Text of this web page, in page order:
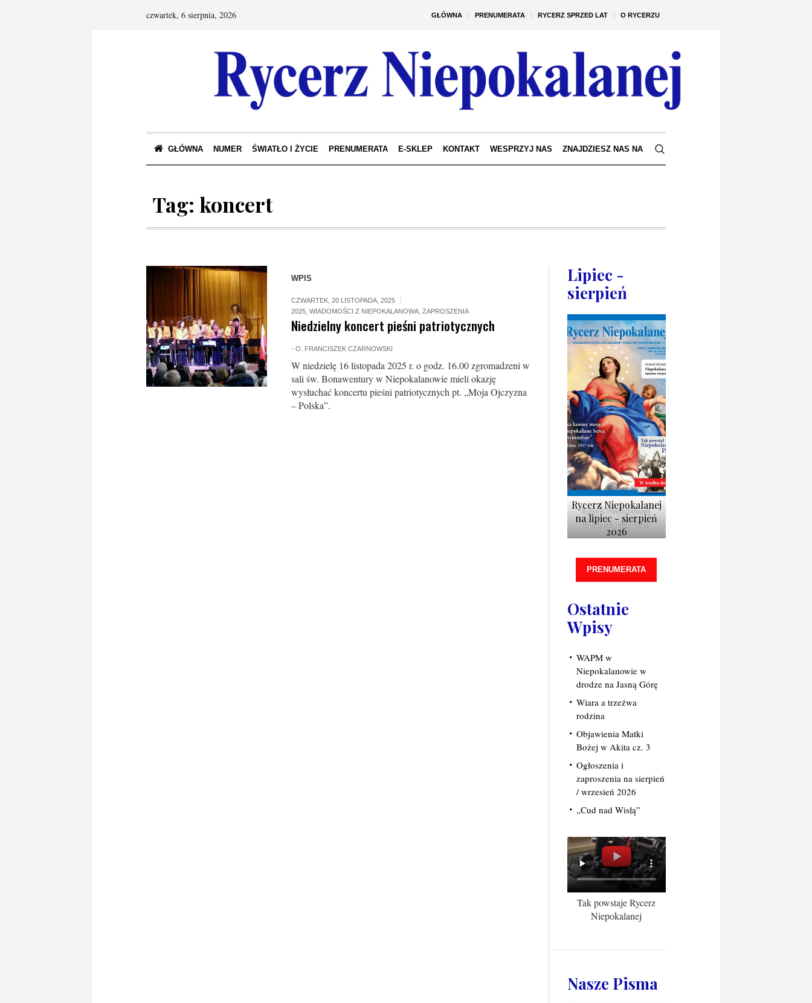
GŁÓWNA PRENUMERATA RYCERZ SPRZED LAT O RYCERZU
czwartek, 6 sierpnia, 2026
GŁÓWNA NUMER ŚWIATŁO I ŻYCIE PRENUMERATA E-SKLEP KONTAKT WESPRZYJ NAS ZNAJDZIESZ NAS NA
Tag: koncert
WPIS
CZWARTEK, 20 LISTOPADA, 2025
2025, WIADOMOŚCI Z NIEPOKALANOWA, ZAPROSZENIA
Niedzielny koncert pieśni patriotycznych
- O. FRANCISZEK CZARNOWSKI
W niedzielę 16 listopada 2025 r. o godz. 16.00 zgromadzeni w
sali św. Bonawentury w Niepokalanowie mieli okazję
wysłuchać koncertu pieśni patriotycznych pt. „Moja Ojczyzna
– Polska”.
Lipiec -
sierpień
Rycerz Niepokalanej
lipiec-sierpień 2026
Rycerz Niepokalanej
na lipiec - sierpień
2026
PRENUMERATA
Ostatnie
Wpisy
WAPM w
Niepokalanowie w
drodze na Jasną Górę
Wiara a trzeźwa
rodzina
Objawienia Matki
Bożej w Akita cz. 3
Ogłoszenia i
zaproszenia na sierpień
/ wrzesień 2026
„Cud nad Wisłą”
Tak powstaje Rycerz
Niepokalanej
Nasze Pisma